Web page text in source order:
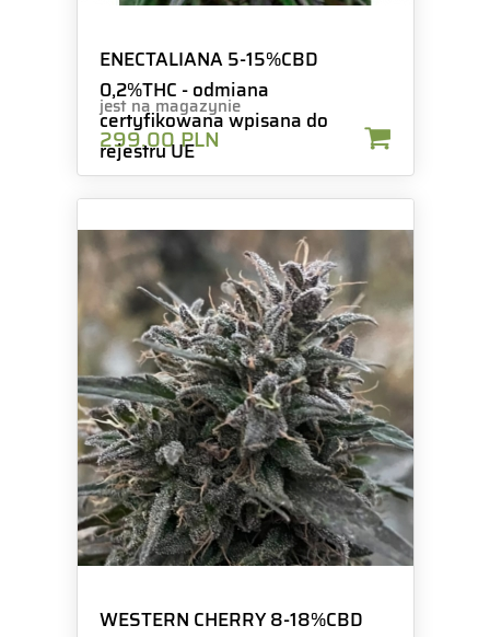
ENECTALIANA 5-15%CBD
0,2%THC - odmiana
certyfikowana wpisana do
rejestru UE
jest na magazynie
299.00PLN
WESTERN CHERRY 8-18%CBD